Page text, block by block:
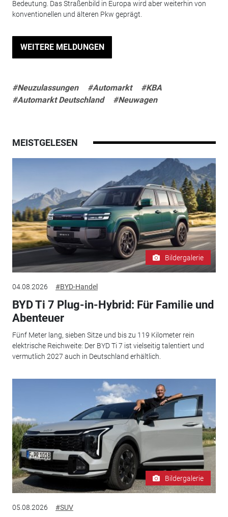
Bedeutung. Das Straßenbild in Europa wird aber weiterhin von
konventionellen und älteren Pkw geprägt.
WEITERE MELDUNGEN
#Neuzulassungen #Automarkt
#KBA
#Automarkt Deutschland
#Neuwagen
MEISTGELESEN
Bildergalerie
04.08.2026 #BYD-Handel
BYD Ti 7 Plug-in-Hybrid: Für Familie und
Abenteuer
Fünf Meter lang, sieben Sitze und bis zu 119 Kilometer rein
elektrische Reichweite: Der BYD Ti 7 ist vielseitig talentiert und
vermutlich 2027 auch in Deutschland erhältlich.
Bildergalerie
05.08.2026 #SUV